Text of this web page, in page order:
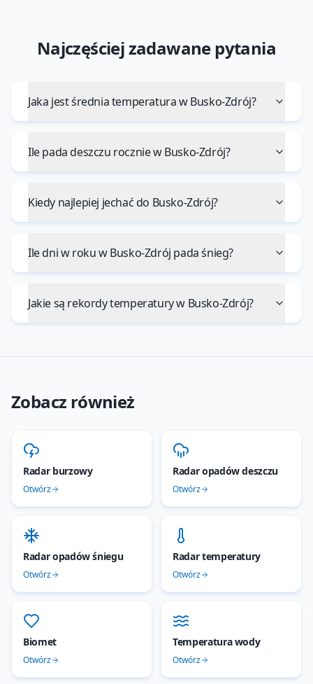
Najczęściej zadawane pytania
Jaka jest średnia temperatura w Busko-Zdrój?
Ile pada deszczu rocznie w Busko-Zdrój?
Kiedy najlepiej jechać do Busko-Zdrój?
Ile dni w roku w Busko-Zdrój pada śnieg?
Jakie są rekordy temperatury w Busko-Zdrój?
Zobacz również
Radar burzowy
Otwórz
Radar opadów deszczu
Otwórz
Radar opadów śniegu
Otwórz
Radar temperatury
Otwórz
Biomet
Otwórz
Temperatura wody
Otwórz